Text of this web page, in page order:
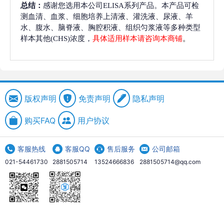
总结： 感谢您选用本公司ELISA系列产品。本产品可检
测血清、血浆、细胞培养上清液、灌洗液、尿液、羊
水、腹水、脑脊液、胸腔积液、组织匀浆液等多种类型
样本其他(CHS)浓度， 具体适用样本请咨询本商铺。
版权声明 免责声明 隐私声明
购买FAQ 用户协议
客服热线
021-54461730
客服QQ
2881505714
售后服务
13524666836
公司邮箱
2881505714@qq.com